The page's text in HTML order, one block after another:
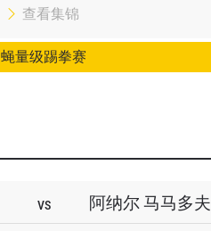
蝇量级踢拳赛
查看集锦
VS 阿纳尔 马马多夫